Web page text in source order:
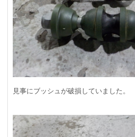
見事にブッシュが破損していました。